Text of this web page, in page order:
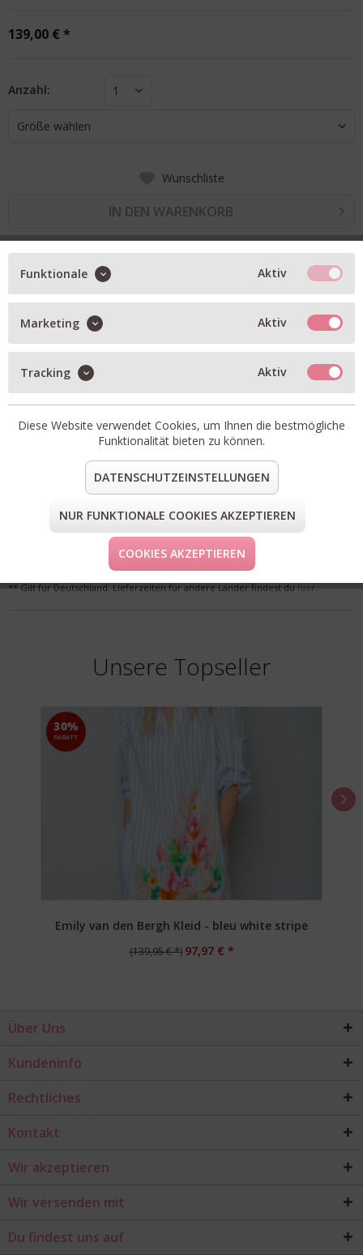
139,00 € *
Anzahl: 1
Größe wählen
Wunschliste
IN DEN WARENKORB
BESCHREIBUNG
gerippte Mütze
aus feinstem mongolischem Kaschmir
oekozertifizierte Garn
aus besonders weichen Fasern
Artikel-Nr.:
Beanie-64-MF640015-BEIGE-MELANGE
teilen
pin it mail teilen
FORM & GRÖSSE
LIEFERUNG & KOSTENLOSE RETOURE
** Gilt für Deutschland. Lieferzeiten für andere Länder findest du hier.
Unsere Topseller
30%
RABATT
Emily van den Bergh Kleid - bleu white stripe
(139,95 € *) 97,97 € *
Über Uns
Kundeninfo
Rechtliches
Kontakt
Wir akzeptieren
Wir versenden mit
Du findest uns auf
Funktionale Aktiv
Marketing Aktiv
Tracking Aktiv
Diese Website verwendet Cookies, um Ihnen die bestmögliche
Funktionalität bieten zu können.
DATENSCHUTZEINSTELLUNGEN
NUR FUNKTIONALE COOKIES AKZEPTIEREN
COOKIES AKZEPTIEREN